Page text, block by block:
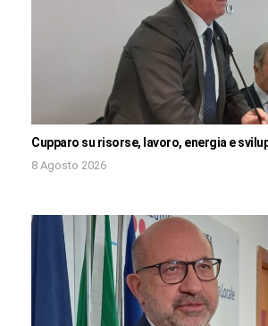
Cupparo su risorse, lavoro, energia e
8 Agosto 2026